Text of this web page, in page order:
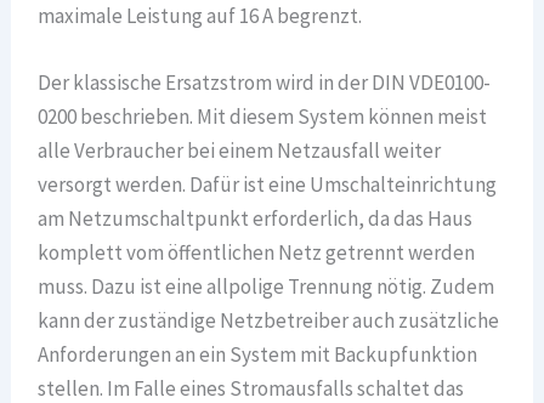
maximale Leistung auf 16 A begrenzt.
Der klassische Ersatzstrom wird in der DIN VDE0100-
0200 beschrieben. Mit diesem System können meist
alle Verbraucher bei einem Netzausfall weiter
versorgt werden. Dafür ist eine Umschalteinrichtung
am Netzumschaltpunkt erforderlich, da das Haus
komplett vom öffentlichen Netz getrennt werden
muss. Dazu ist eine allpolige Trennung nötig. Zudem
kann der zuständige Netzbetreiber auch zusätzliche
Anforderungen an ein System mit Backupfunktion
stellen. Im Falle eines Stromausfalls schaltet das